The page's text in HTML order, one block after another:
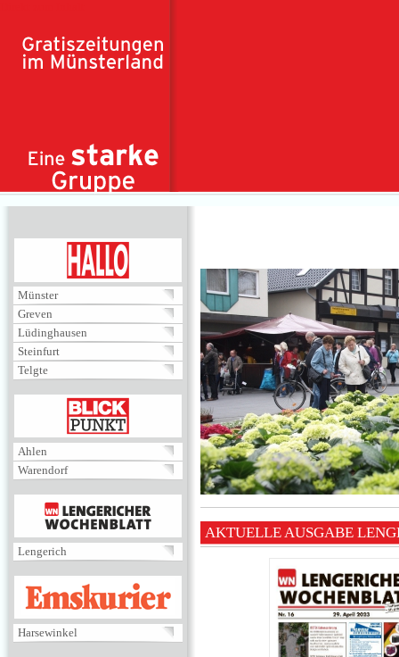
Münster
Greven
Lüdinghausen
Steinfurt
Telgte
BLICKPUNKT
Ahlen
Warendorf
MENÜ
Lengerich
EMSKURIER
Harsewinkel
AKTUELLE AUSGABE